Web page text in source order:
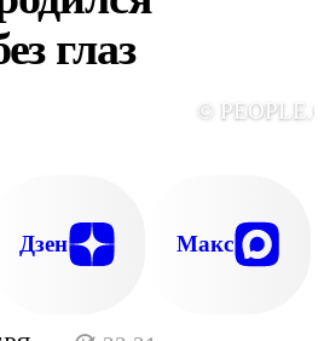
глаз
©
Дзен Макс